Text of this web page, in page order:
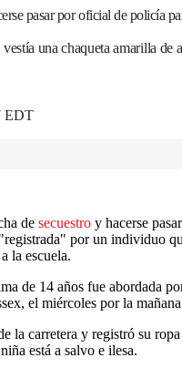
pasar por oficial de policía
una chaqueta amarilla
EDT
de secuestro y hacerse
por un individuo
la escuela.
de 14 años fue abordada
el miércoles por la
la carretera y registró su
está a salvo e ilesa.